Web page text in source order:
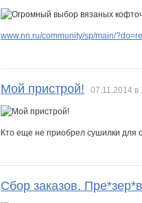
www.nn.ru/community/sp/main/
Мой пристрой! 07.11.2014 в
Кто еще не приобрел сушилки для
Сбор заказов.